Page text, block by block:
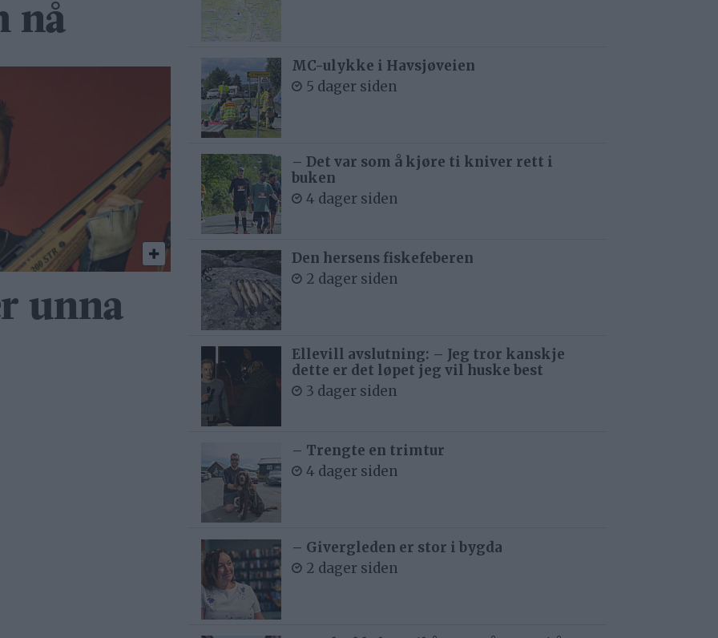
nå
unna
MC-ulykke i Havsjøveien
5 dager siden
– Det var som å kjøre ti kniver rett i
buken
4 dager siden
Den hersens fiskefeberen
2 dager siden
Ellevill avslutning: – Jeg tror kanskje
dette er det løpet jeg vil huske best
3 dager siden
– Trengte en trimtur
4 dager siden
– Givergleden er stor i bygda
2 dager siden